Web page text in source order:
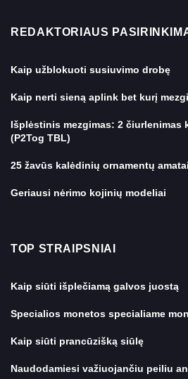
REDAKTORIAUS
Kaip užblokuoti susiuvimo drobę
Kaip nerti sieną aplink bet kurį
Išplėstinis mezgimas: 2 čiurlenimas
(P2Tog TBL)
25 žavūs kalėdinių ornamentų
Geriausi nėrimo kojinių modeliai
TOP STRAIPSNIAI
Kaip siūti išplečiamą galvos juostą
Specialios monetos specialiame
Kaip siūti prancūzišką siūlę
Naudodamiesi važiuojančiu peiliu